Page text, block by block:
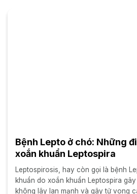
Bệnh Lepto ở chó: Những
xoắn khuẩn Leptospira
Leptospirosis, hay còn gọi là bệnh
khuẩn do xoắn khuẩn Leptospira
không lây lan mạnh và gây tử vong